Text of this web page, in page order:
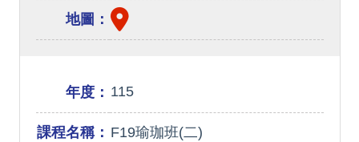
地圖：
年度： 115
課程名稱： F19瑜珈班(二)